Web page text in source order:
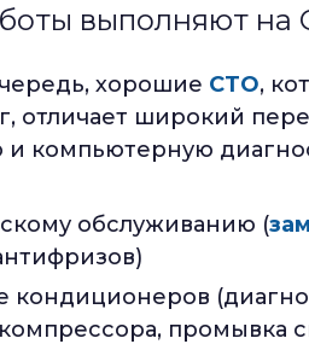
выполняют на
хорошие СТО,
отличает широкий
и компьютерную
обслуживанию (
кондиционеров
промывка